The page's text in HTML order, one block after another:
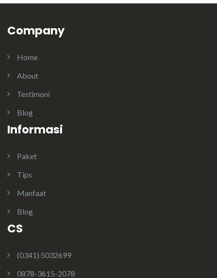
Company
Home
About
Testimoni
Blog
Informasi
Paket
Tips
Manfaat
Blog
CS
(0341) 5032699
0878-3615-2078